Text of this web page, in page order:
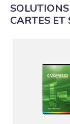
Support
CARTES ET